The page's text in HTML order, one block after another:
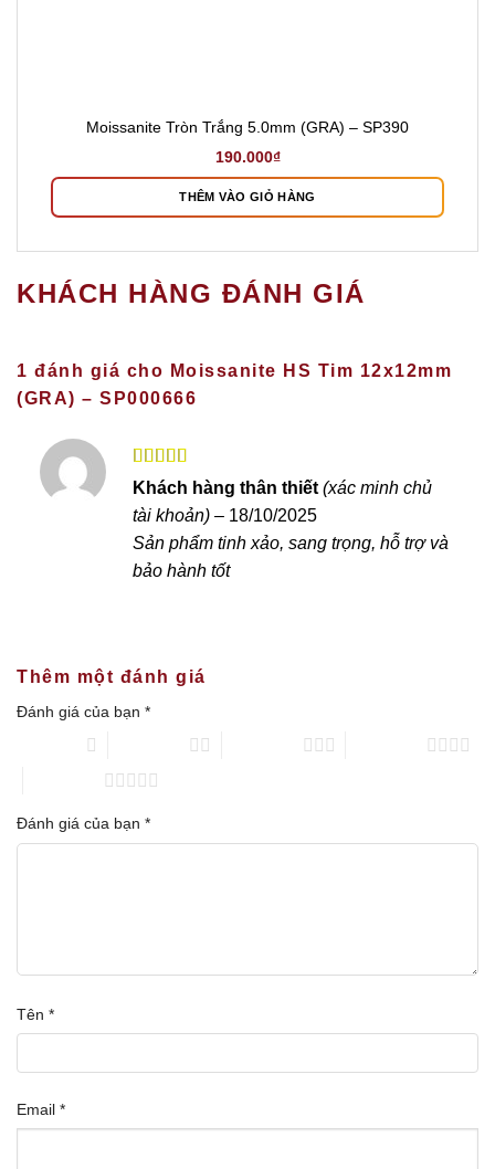
Moissanite Tròn Trắng 5.0mm (GRA) – SP390
190.000₫
THÊM VÀO GIỎ HÀNG
KHÁCH HÀNG ĐÁNH GIÁ
1 đánh giá cho Moissanite HS Tim 12x12mm
(GRA) – SP000666
Được xếp
hạng55 sao
Khách hàng thân thiết (xác minh chủ
tài khoản) – 18/10/2025
Sản phẩm tinh xảo, sang trọng, hỗ trợ và
bảo hành tốt
Thêm một đánh giá
Đánh giá của bạn *
Đánh giá của bạn *
Tên *
Email *